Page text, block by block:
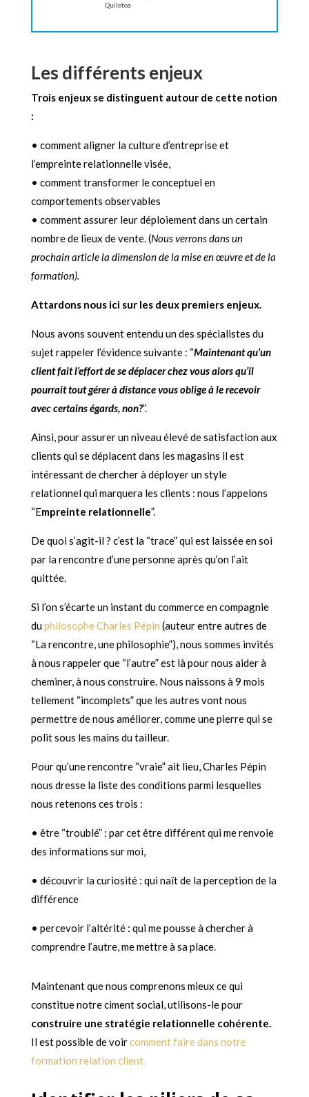
Quilotoa
Les différents enjeux
Trois enjeux se distinguent autour de cette notion
:
• comment aligner la culture d’entreprise et
l’empreinte relationnelle visée,
• comment transformer le conceptuel en
comportements observables
• comment assurer leur déploiement dans un certain
nombre de lieux de vente. (Nous verrons dans un
prochain article la dimension de la mise en œuvre et de la
formation).
Attardons nous ici sur les deux premiers enjeux.
Nous avons souvent entendu un des spécialistes du
sujet rappeler l’évidence suivante : “Maintenant qu’un
client fait l’effort de se déplacer chez vous alors qu’il
pourrait tout gérer à distance vous oblige à le recevoir
avec certains égards, non?”.
Ainsi, pour assurer un niveau élevé de satisfaction aux
clients qui se déplacent dans les magasins il est
intéressant de chercher à déployer un style
relationnel qui marquera les clients : nous l’appelons
“Empreinte relationnelle”.
De quoi s’agit-il ? c’est la “trace” qui est laissée en soi
par la rencontre d’une personne après qu’on l’ait
quittée.
Si l’on s’écarte un instant du commerce en compagnie
duphilosophe Charles Pépin (auteur entre autres de
“La rencontre, une philosophie”), nous sommes invités
à nous rappeler que “l’autre” est là pour nous aider à
cheminer, à nous construire. Nous naissons à 9 mois
tellement “incomplets” que les autres vont nous
permettre de nous améliorer, comme une pierre qui se
polit sous les mains du tailleur.
Pour qu’une rencontre “vraie” ait lieu, Charles Pépin
nous dresse la liste des conditions parmi lesquelles
nous retenons ces trois :
• être “troublé” : par cet être différent qui me renvoie
des informations sur moi,
• découvrir la curiosité : qui naît de la perception de la
différence
• percevoir l’altérité : qui me pousse à chercher à
comprendre l’autre, me mettre à sa place.
Maintenant que nous comprenons mieux ce qui
constitue notre ciment social, utilisons-le pour
construire une stratégie relationnelle cohérente.
Il est possible de voircomment faire dans notre
formation relation client.